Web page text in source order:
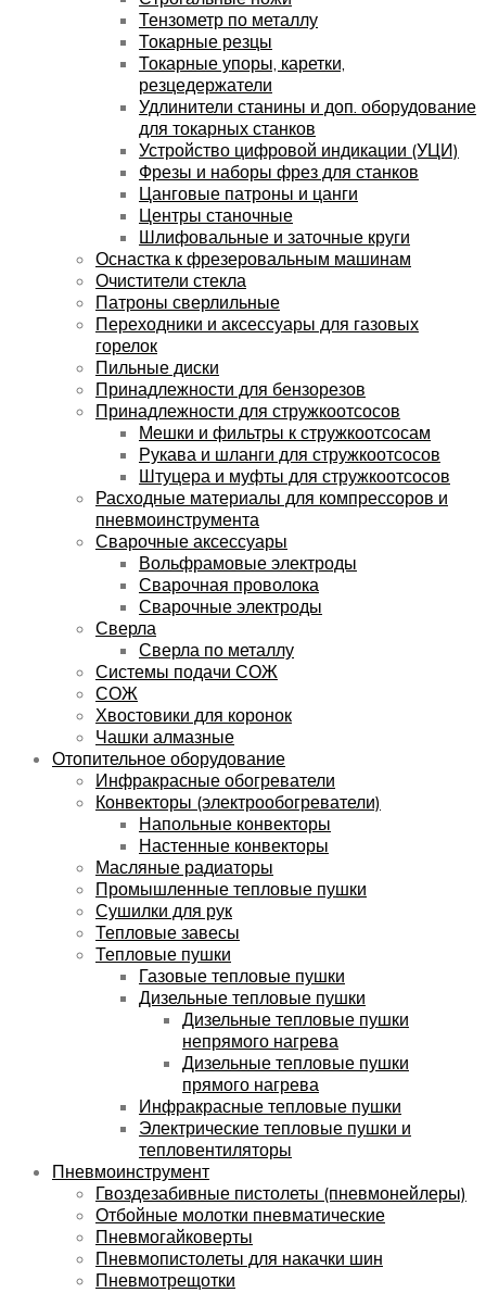
Тензометр по металлу
Токарные резцы
Токарные упоры, каретки,
резцедержатели
Удлинители станины и доп. оборудование
для токарных станков
Устройство цифровой индикации (УЦИ)
Фрезы и наборы фрез для станков
Цанговые патроны и цанги
Центры станочные
Шлифовальные и заточные круги
Оснастка к фрезеровальным машинам
Очистители стекла
Патроны сверлильные
Переходники и аксессуары для газовых
горелок
Пильные диски
Принадлежности для бензорезов
Принадлежности для стружкоотсосов
Мешки и фильтры к стружкоотсосам
Рукава и шланги для стружкоотсосов
Штуцера и муфты для стружкоотсосов
Расходные материалы для компрессоров и
пневмоинструмента
Сварочные аксессуары
Вольфрамовые электроды
Сварочная проволока
Сварочные электроды
Сверла
Сверла по металлу
Системы подачи СОЖ
СОЖ
Хвостовики для коронок
Чашки алмазные
Отопительное оборудование
Инфракрасные обогреватели
Конвекторы (электрообогреватели)
Напольные конвекторы
Настенные конвекторы
Масляные радиаторы
Промышленные тепловые пушки
Сушилки для рук
Тепловые завесы
Тепловые пушки
Газовые тепловые пушки
Дизельные тепловые пушки
Дизельные тепловые пушки
непрямого нагрева
Дизельные тепловые пушки
прямого нагрева
Инфракрасные тепловые пушки
Электрические тепловые пушки и
тепловентиляторы
Пневмоинструмент
Гвоздезабивные пистолеты (пневмонейлеры)
Отбойные молотки пневматические
Пневмогайковерты
Пневмопистолеты для накачки шин
Пневмотрещотки